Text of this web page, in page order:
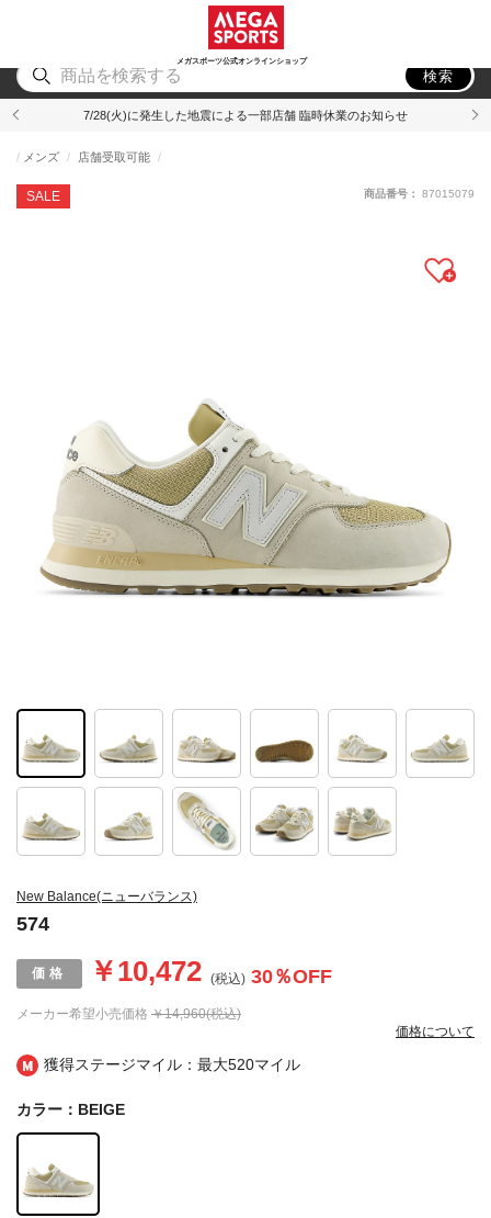
メガスポーツ公式オンラインショップ
アウトドア
検索
7/28(火)に発生した地震による一部店舗 臨時休業のお知らせ
獲得ステージマイル：最大520マイル
New Balance(ニューバランス)
574
SALE
メンズ 店舗受取可能
メーカー希望小売価格 ￥14,960(税込)
￥10,472 (税込) 30％OFF
価格について
商品番号： 87015079
カラー：BEIGE